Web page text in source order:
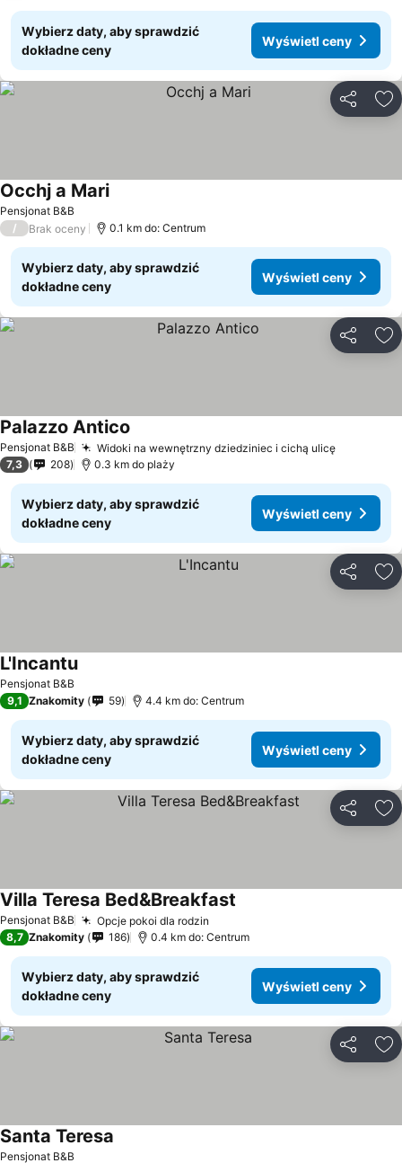
Wybierz daty, aby sprawdzić
dokładne ceny
Wyświetl ceny
Pensjonat B&B
Occhj a Mari
/ Brak oceny 0.1 km do: Centrum
Wybierz daty, aby sprawdzić
dokładne ceny
Wyświetl ceny
Pensjonat B&B Widoki na wewnętrzny dziedziniec i cichą ulicę
Palazzo Antico
7,3 208 0.3 km do plaży
Wybierz daty, aby sprawdzić
dokładne ceny
Wyświetl ceny
Pensjonat B&B
L'Incantu
9,1 Znakomity 59 4.4 km do: Centrum
Wybierz daty, aby sprawdzić
dokładne ceny
Wyświetl ceny
Pensjonat B&B Opcje pokoi dla rodzin
Villa Teresa Bed&Breakfast
8,7 Znakomity 186 0.4 km do: Centrum
Wybierz daty, aby sprawdzić
dokładne ceny
Wyświetl ceny
Pensjonat B&B
Santa Teresa